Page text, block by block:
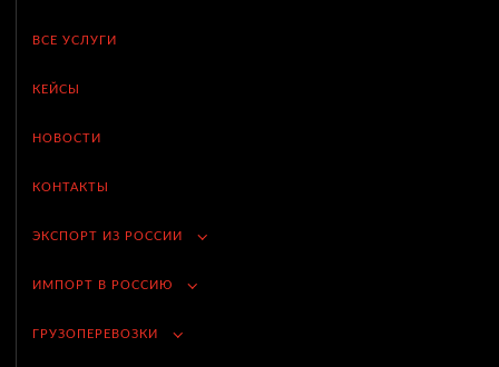
ВСЕ УСЛУГИ
КЕЙСЫ
НОВОСТИ
КОНТАКТЫ
ЭКСПОРТ ИЗ РОССИИ
ИМПОРТ В РОССИЮ
ГРУЗОПЕРЕВОЗКИ